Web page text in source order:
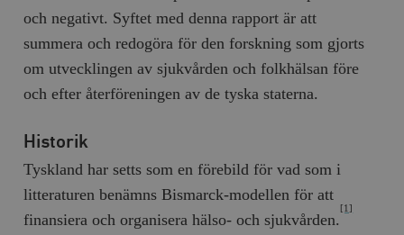
och negativt. Syftet med denna rapport är att
summera och redogöra för den forskning som gjorts
om utvecklingen av sjukvården och folkhälsan före
och efter återföreningen av de tyska staterna.
Historik
Tyskland har setts som en förebild för vad som i
litteraturen benämns Bismarck-modellen för att
finansiera och organisera hälso- och sjukvården.
[1]